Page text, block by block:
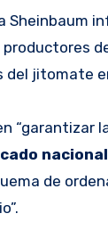
del jitomate
“garantizar
nacional
de